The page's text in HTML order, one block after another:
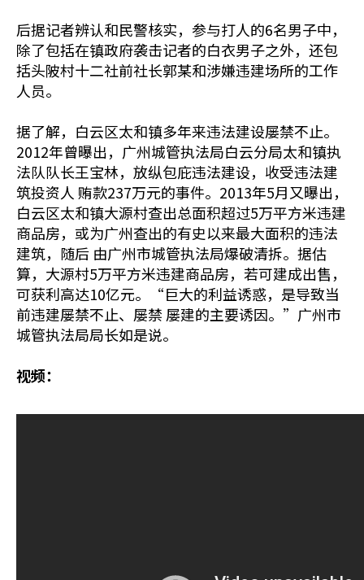
后据记者辨认和民警核实，参与打人的6名男子中，
除了包括在镇政府袭击记者的白衣男子之外，还包
括头陂村十二社前社长郭某和涉嫌违建场所的工作
人员。
据了解，白云区太和镇多年来违法建设屡禁不止。
2012年曾曝出，广州城管执法局白云分局太和镇执
法队队长王宝林，放纵包庇违法建设，收受违法建
筑投资人 贿款237万元的事件。2013年5月又曝出，
白云区太和镇大源村查出总面积超过5万平方米违建
商品房，或为广州查出的有史以来最大面积的违法
建筑，随后 由广州市城管执法局爆破清拆。据估
算，大源村5万平方米违建商品房，若可建成出售，
可获利高达10亿元。“巨大的利益诱惑，是导致当
前违建屡禁不止、屡禁 屡建的主要诱因。”广州市
城管执法局局长如是说。
视频：